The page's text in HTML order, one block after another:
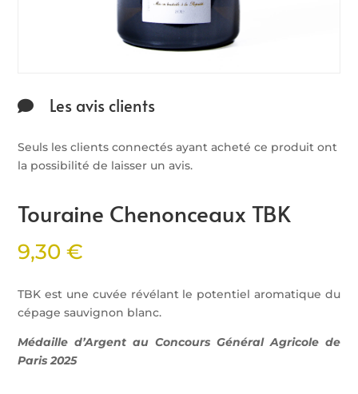
Les avis clients
Seuls les clients connectés ayant acheté ce produit ont
la possibilité de laisser un avis.
Touraine Chenonceaux TBK
9,30€
TBK est une cuvée révélant le potentiel aromatique du
cépage sauvignon blanc.
Médaille d’Argent au Concours Général Agricole de
Paris 2025